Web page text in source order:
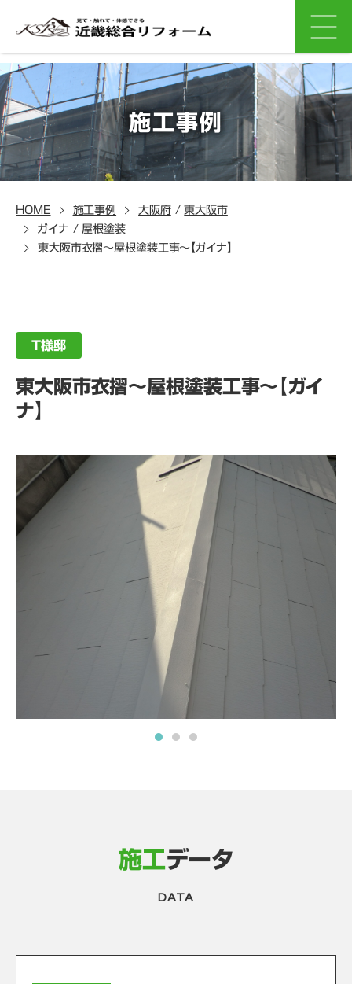
施工事例
HOME 施工事例 大阪府/東大阪市
ガイナ / 屋根塗装
東大阪市衣摺～屋根塗装工事～【ガイナ】
T様邸
東大阪市衣摺～屋根塗装工事～【ガイ
ナ】
施工データ
DATA